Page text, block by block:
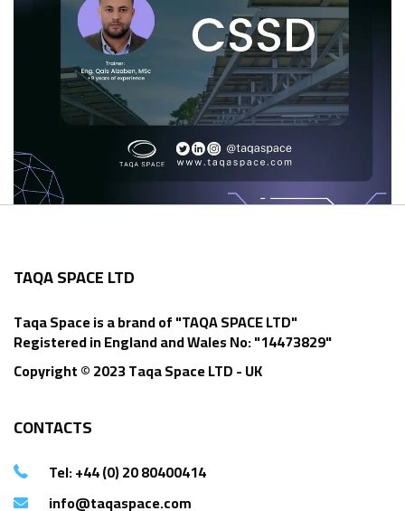
TAQA SPACE LTD
Taqa Space is a brand of "TAQA SPACE LTD"
Registered in England and Wales No: "14473829"
Copyright © 2023 Taqa Space LTD - UK
CONTACTS
Tel: +44 (0) 20 80400414
info@taqaspace.com